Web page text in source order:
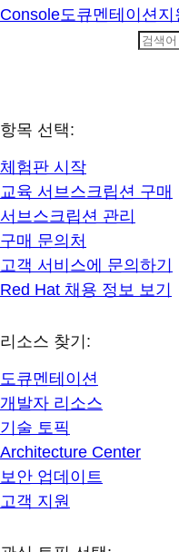
Console도큐멘테이션지
항목 선택:
체험판 시작
교육 서브스크립션 구매
서브스크립션 관리
구매 문의처
고객 서비스에 문의하기
Red Hat 채용 정보 보기
리소스 찾기:
도큐멘테이션
개발자 리소스
기술 토픽
Architecture Center
보안 업데이트
고객 지원